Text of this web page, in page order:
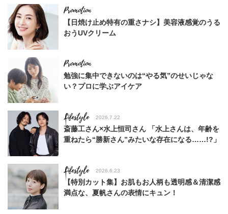
【日焼け止め特有の重さナシ】美容液感覚のうる
おうUVクリーム
勉強に集中できないのは“やる気”のせいじゃな
い？プロに学ぶアイケア
Lifestyle 2026.7.22
斎藤工さん×水上恒司さん 「水上さんは、年齢を
重ねたら“勝新さん”みたいな存在になる……!?」
Lifestyle 2026.6.23
【特別カット集】お肌もお人柄も透明感＆清潔感
満点な、夏帆さんの表情にキュン！